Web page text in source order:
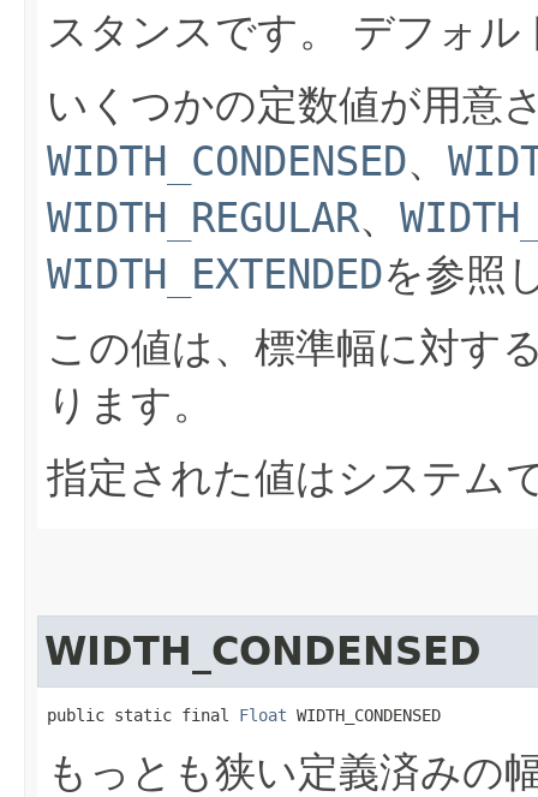
スタンスです。
デフォル
いくつかの定数値が用意
WIDTH_CONDENSED、
WIDTH_REGULAR、
WIDTH_EXTENDEDを参照
この値は、標準幅に対す
ります。
指定された値はシステム
WIDTH_CONDENSED
public static final Float WIDTH_CONDENSED
もっとも狭い定義済みの